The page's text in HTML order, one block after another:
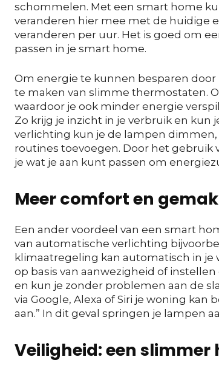
schommelen. Met een smart home
veranderen hier mee met de huidige
veranderen per uur. Het is goed om
passen in je smart home.
Om energie te kunnen besparen
te maken van slimme thermostaten.
waardoor je ook minder energie
Zo krijg je inzicht in je verbruik en
verlichting kun je de lampen
routines toevoegen. Door het gebruik
je wat je aan kunt passen om
Meer comfort en
Een ander voordeel van een smart
van automatische verlichting
klimaatregeling kan automatisch in
op basis van aanwezigheid of
en kun je zonder problemen aan de
via Google, Alexa of Siri je woning
aan.” In dit geval springen je lampen
Veiligheid: een slimmer